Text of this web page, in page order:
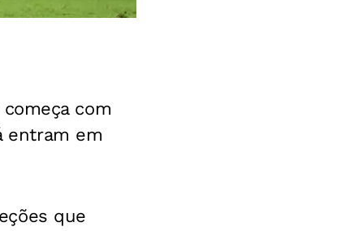
com
entram em
que